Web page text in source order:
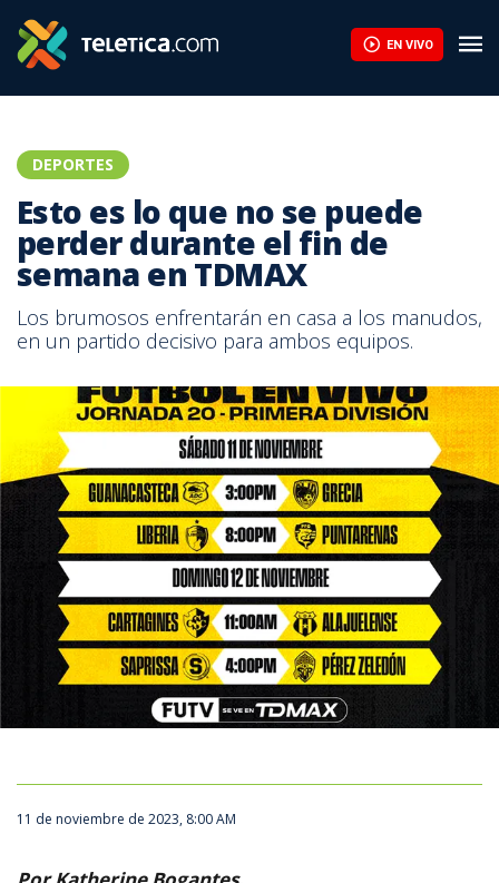
EN VIVO
DEPORTES
Esto es lo que no se puede
perder durante el fin de
semana en TDMAX
Los brumosos enfrentarán en casa a los manudos,
en un partido decisivo para ambos equipos.
11 de noviembre de 2023, 8:00 AM